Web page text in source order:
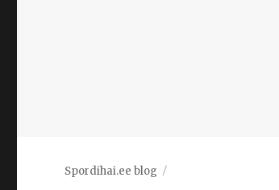
Spordihai.ee blog